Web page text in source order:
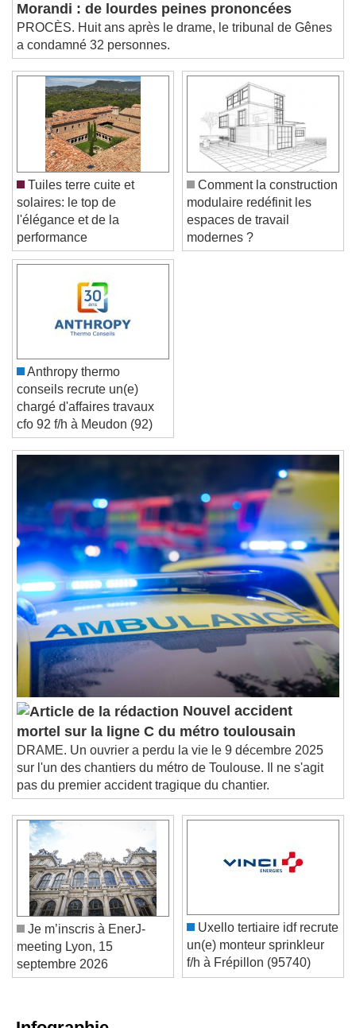
This is a modal window.
Beginning of dialog window. Escape will cancel
and close the window.
Text
Color
Text Background
Color
Caption Area Background
Color
Font Size
Text Edge Style
Reset
Done
Close Modal Dialog
End of dialog window.
Morandi : de lourdes peines prononcées
PROCÈS. Huit ans après le drame, le tribunal de Gênes
a condamné 32 personnes.
Tuiles terre cuite et
solaires: le top de
l'élégance et de la
performance
Comment la construction
modulaire redéfinit les
espaces de travail
modernes ?
Anthropy thermo
conseils recrute un(e)
chargé d'affaires travaux
cfo 92 f/h à Meudon (92)
Nouvel accident
mortel sur la ligne C du métro toulousain
DRAME. Un ouvrier a perdu la vie le 9 décembre 2025
sur l'un des chantiers du métro de Toulouse. Il ne s'agit
pas du premier accident tragique du chantier.
Je m’inscris à EnerJ-
meeting Lyon, 15
septembre 2026
Uxello tertiaire idf recrute
un(e) monteur sprinkleur
f/h à Frépillon (95740)